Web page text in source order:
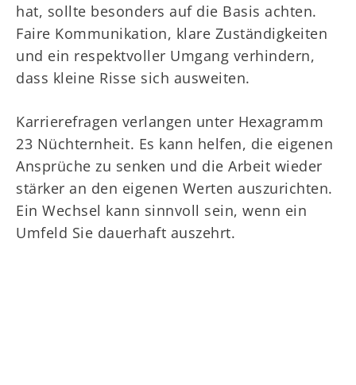
hat, sollte besonders auf die Basis achten.
Faire Kommunikation, klare Zuständigkeiten
und ein respektvoller Umgang verhindern,
dass kleine Risse sich ausweiten.
Karrierefragen verlangen unter Hexagramm
23 Nüchternheit. Es kann helfen, die eigenen
Ansprüche zu senken und die Arbeit wieder
stärker an den eigenen Werten auszurichten.
Ein Wechsel kann sinnvoll sein, wenn ein
Umfeld Sie dauerhaft auszehrt.